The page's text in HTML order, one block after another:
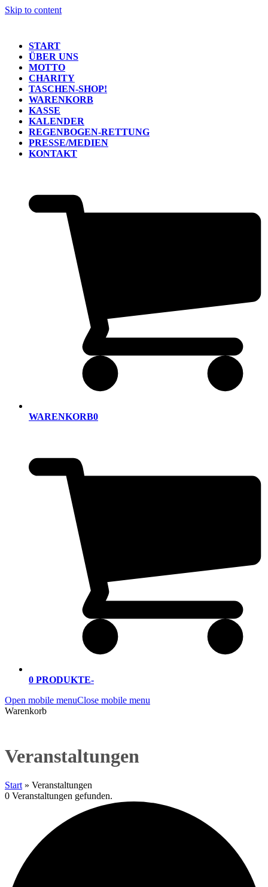
Skip to content
START
ÜBER UNS
MOTTO
CHARITY
TASCHEN-SHOP!
WARENKORB
KASSE
KALENDER
REGENBOGEN-RETTUNG
PRESSE/MEDIEN
KONTAKT
WARENKORB0
0 PRODUKTE-
Open mobile menuClose mobile menu
Warenkorb
Veranstaltungen
Start » Veranstaltungen
0 Veranstaltungen gefunden.